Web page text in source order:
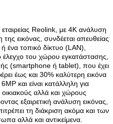
Reolink, με 4K ανάλυση
εικόνας, συνδέεται απευθείας
ένα τοπικό δίκτυο (LAN),
του χώρου εγκατάστασης,
(smartphone ή tablet), που έχει
έως και 30% καλύτερη εικόνα
και είναι κατάλληλη για
αλλά και χώρους
εξαιρετική ανάλυση εικόνας,
τη διάκριση ακόμα και των
αλλά και αντικείμενα.